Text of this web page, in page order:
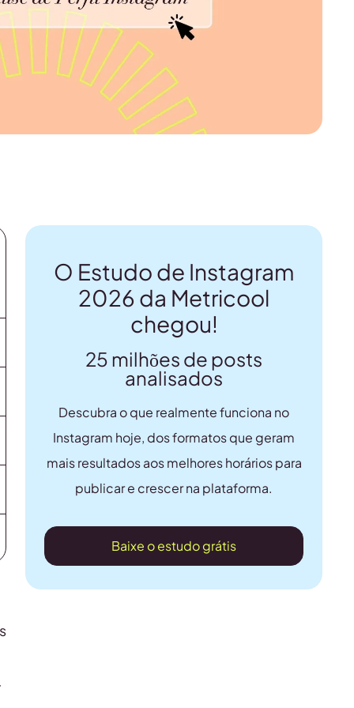
O Estudo de Instagram
2026 da Metricool
chegou!
25 milhões de posts
analisados
Descubra o que realmente funciona no
Instagram hoje, dos formatos que geram
mais resultados aos melhores horários para
publicar e crescer na plataforma.
Baixe o estudo grátis